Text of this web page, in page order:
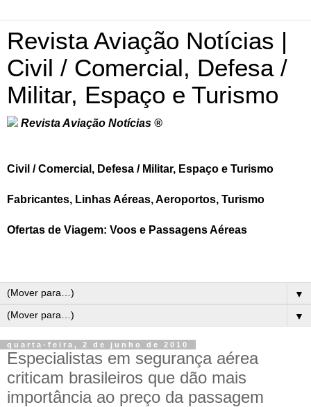
Revista Aviação Notícias |
Civil / Comercial, Defesa /
Militar, Espaço e Turismo
Revista Aviação Notícias ®
Civil / Comercial, Defesa / Militar, Espaço e Turismo
Fabricantes, Linhas Aéreas, Aeroportos, Turismo
Ofertas de Viagem: Voos e Passagens Aéreas
▼
▼
quarta-feira, 2 de junho de 2010
Especialistas em segurança aérea
criticam brasileiros que dão mais
importância ao preço da passagem